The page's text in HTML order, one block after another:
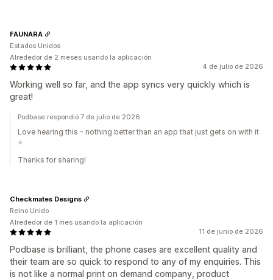
4 de julio de 2026
Working well so far, and the app syncs very quickly which is
great!
FAUNARA
Estados Unidos
Alrededor de 2 meses usando la aplicación
Podbase respondió 7 de julio de 2026
Love hearing this - nothing better than an app that just gets on with it
⭐
Thanks for sharing!
11 de junio de 2026
Podbase is brilliant, the phone cases are excellent quality and
their team are so quick to respond to any of my enquiries. This
is not like a normal print on demand company, product
Checkmates Designs
Reino Unido
Alrededor de 1 mes usando la aplicación